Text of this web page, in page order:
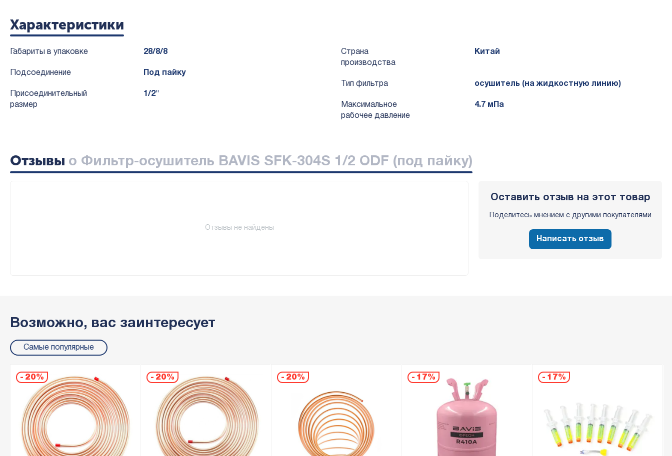
Конструкция с минимальным перепадом давления позволяет системе работать более энергоэффективно.
Антикоррозийная эпоксидная порошковая краска, испытывается на солевое опрыскивание выше 500 часов.
Характеристики
Габариты в упаковке 28/8/8
Подсоединение Под пайку
Присоединительный
размер
1/2"
Страна
производства
Китай
Тип фильтра осушитель (на жидкостную линию)
Mаксимальное
рабочее давление
4.7 мПа
Отзывы о Фильтр-осушитель BAVIS SFK-304S 1/2 ODF (под пайку)
Отзывы не найдены
Оставить отзыв на этот товар
Поделитесь мнением с другими покупателями
Написать отзыв
Возможно, вас заинтересует
Самые популярные
- 20% - 20% - 20% - 17% - 17%